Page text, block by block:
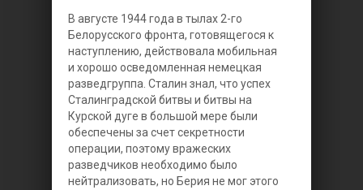
В августе 1944 года в тылах 2-го
Белорусского фронта, готовящегося к
наступлению, действовала мобильная
и хорошо осведомленная немецкая
разведгруппа. Сталин знал, что успех
Сталинградской битвы и битвы на
Курской дуге в большой мере были
обеспечены за счет секретности
операции, поэтому вражеских
разведчиков необходимо было
нейтрализовать, но Берия не мог этого